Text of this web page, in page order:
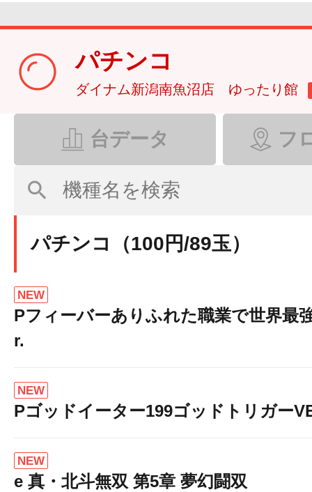
パチンコ
ダイナム新潟南魚沼店 ゆったり館
台データ フ
パチンコ（100円/89玉）
NEW
Pフィーバーありふれた職業で世界最
r.
NEW
Pゴッドイーター199ゴッドトリガー
NEW
e 真・北斗無双 第5章 夢幻闘双